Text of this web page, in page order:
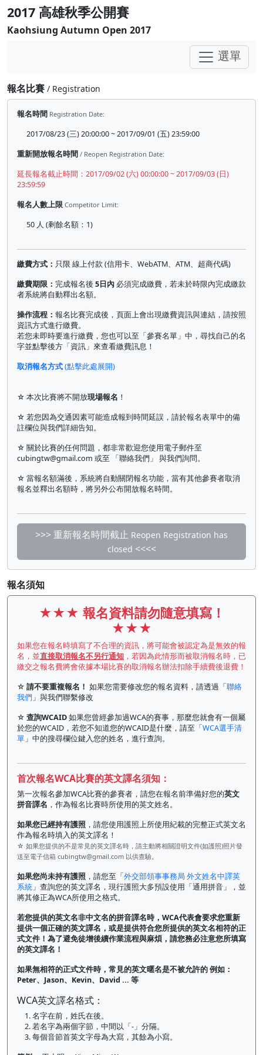
2017 高雄秋季公開賽
Kaohsiung Autumn Open 2017
選單
報名比賽 / Registration
報名時間 Registration Date:
2017/08/23 (三) 20:00:00 ~ 2017/09/01 (五) 23:59:00
重新開放報名時間 / Reopen Registration Date:
延長報名截止時間：2017/09/02 (六) 00:00:00 ~ 2017/09/03 (日)
23:59:59
報名人數上限 Competitor Limit:
50 人 (剩餘名額：1)
繳費方式： 只限 線上付款 (信用卡、WebATM、ATM、超商代碼)
繳費期限： 完成報名後 5日內 必須完成繳費，若未於時限內完成繳款
者系統將自動釋出名額。
操作流程： 報名比賽完成後，頁面上會出現繳費資訊與連結，請按照
資訊方式進行繳費。
若您未即時要進行繳費，您也可以至「參賽名單」中，尋找自己的名
字並點擊後方「資訊」來查看繳費訊息！
取消報名方式(點擊此處展開)
☆ 本次比賽將不開放現場報名 ！
☆ 若您因為交通因素可能造成報到時間延誤，請於報名表單中的備
註欄位與我們詳細告知。
☆ 關於比賽的任何問題，都非常歡迎您使用電子郵件至
cubingtw@gmail.com 或至 「聯絡我們」 與我們詢問。
☆ 當報名額滿後，系統將自動關閉報名功能，當有其他參賽者取消
報名並釋出名額時，將另外公布開放報名時間。
>>> 重新報名時間截止 Reopen Registration has
closed <<<<
報名須知
★★★ 報名資料請勿隨意填寫！
★★★
如果您在報名時填寫了不合理的資訊，將可能會被認定為是無效的報
名，並直接取消報名不另行通知 ，若因為此情形而被取消報名時，已
繳交之報名費將會依據本場比賽的取消報名辦法扣除手續費後退費！
☆ 請不要重複報名！ 如果您需要修改您的報名資料，請透過「聯絡
我們 」與我們聯繫修改
☆ 查詢WCAID如果您曾經參加過WCA的賽事，那麼您就會有一個屬
於您的WCAID，若您不知道您的WCAID是什麼，請至「WCA選手清
單 」中的搜尋欄位鍵入您的姓名，進行查詢。
首次報名WCA比賽的英文譯名須知：
第一次報名參加WCA比賽的參賽者，請您在報名前準備好您的英文
拼音譯名 ，作為報名比賽時所使用的英文姓名。
如果您已經持有護照 ，請您使用護照上所使用紀載的完整正式英文名
作為報名時填入的英文譯名！
☆ 如果您提供的不是常見的英文譯名時，請主動將相關證明文件(如護照)照片發
送至電子信箱 cubingtw@gmail.com 以供查驗。
如果您尚未持有護照 ，請您至「外交部領事事務局 外文姓名中譯英
系統 」查詢您的英文譯名，現行護照大多預設使用「通用拼音」，並
將其修正為WCA所使用之格式。
若您提供的英文名非中文名的拼音譯名時，WCA代表會要求您重新
提供一個正確的英文譯名，或是提供符合您所提供的英文名相符的正
式文件！為了避免徒增後續作業流程與麻煩，請您務必注意您所填寫
的英文譯名！
如果無相符的正式文件時，常見的英文暱名是不被允許的 例如：
Peter、Jason、Kevin、David ... 等
WCA英文譯名格式：
1. 名字在前，姓氏在後。
2. 若名字為兩個字節，中間以「-」分隔。
3. 每個音節首英文字母為大寫，其餘為小寫。